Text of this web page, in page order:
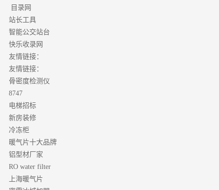
目录网
站长工具
智能公交站台
快乐收录网
友情链接：
友情链接：
骨密度检测仪
8747
电梯招标
新房装修
冷冻柜
暖气片十大品牌
铝型材厂家
RO water filter
上海暖气片